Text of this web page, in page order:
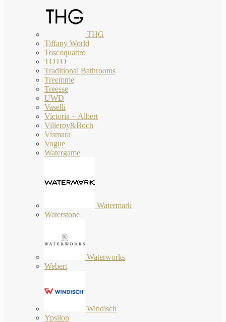
THG
Tiffany World
Toscoquattro
TOTO
Traditional Bathrooms
Treemme
Treesse
UWD
Vaselli
Victoria + Albert
Villeroy&Boch
Vismara
Vogue
Watergame
Watermark
Waterstone
Waterworks
Webert
Windisch
Ypsilon